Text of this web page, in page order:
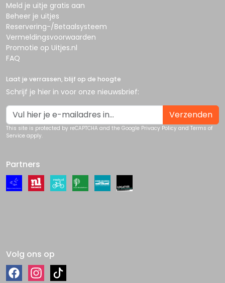
Meld je uitje gratis aan
Beheer je uitjes
Reservering-/Betaalsysteem
Vermeldingsvoorwaarden
Promotie op Uitjes.nl
FAQ
Laat je verrassen, blijf op de hoogte
Schrijf je hier in voor onze nieuwsbrief:
Verzenden
This site is protected by reCAPTCHA and the Google Privacy Policy and Terms of
Service apply.
Partners
Volg ons op